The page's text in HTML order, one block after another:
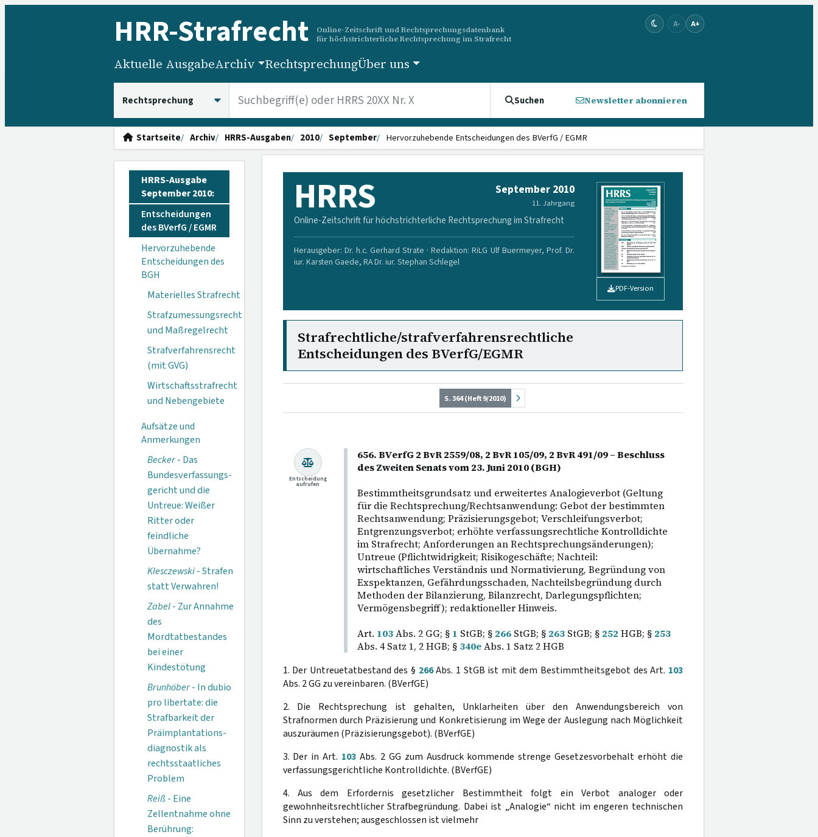
HRR-Strafrecht
Online-Zeitschrift und Rechtsprechungsdatenbank
für höchstrichterliche Rechtsprechung im Strafrecht
A- A+
Aktuelle AusgabeArchiv RechtsprechungÜber uns
Suchen Newsletter abonnieren
Startseite Archiv HRRS-Ausgaben 2010 September Hervorzuhebende Entscheidungen des BVerfG / EGMR
HRRS-Ausgabe
September 2010:
Entscheidungen
des BVerfG / EGMR
Hervorzuhebende
Entscheidungen des
BGH
Materielles Strafrecht
Strafzumessungsrecht
und Maßregelrecht
Strafverfahrensrecht
(mit GVG)
Wirtschaftsstrafrecht
und Nebengebiete
Aufsätze und
Anmerkungen
Becker- Das
Bundesverfassungs­
gericht und die
Untreue: Weißer
Ritter oder
feindliche
Übernahme?
Klesczewski- Strafen
statt Verwahren!
Zabel- Zur Annahme
des
Mordtatbestandes
bei einer
Kindestötung
Brunhöber- In dubio
pro libertate: die
Strafbarkeit der
Präimplantations­
diagnostik als
rechts­staatliches
Problem
Reiß- Eine
Zellentnahme ohne
Berührung:
HRRS September 2010
11. Jahrgang
Online-Zeitschrift für höchstrichterliche Rechtsprechung im Strafrecht
Herausgeber: Dr. h.c. Gerhard Strate · Redaktion: RiLG Ulf Buermeyer, Prof. Dr.
iur. Karsten Gaede, RA Dr. iur. Stephan Schlegel
PDF-Version
Strafrechtliche/strafverfahrensrechtliche
Entscheidungen des BVerfG/EGMR
S. 364 (Heft 9/2010)
656. BVerfG 2 BvR 2559/08, 2 BvR 105/09, 2 BvR 491/09 – Beschluss
des Zweiten Senats vom 23. Juni 2010 (BGH)
Bestimmtheitsgrundsatz und erweitertes Analogieverbot (Geltung
für die Rechtsprechung/Rechtsanwendung: Gebot der bestimmten
Rechtsanwendung; Präzisierungsgebot; Verschleifungsverbot;
Entgrenzungsverbot; erhöhte verfassungsrechtliche Kontrolldichte
im Strafrecht; Anforderungen an Rechtsprechungsänderungen);
Untreue (Pflichtwidrigkeit; Risikogeschäfte; Nachteil:
wirtschaftliches Verständnis und Normativierung, Begründung von
Exspektanzen, Gefährdungsschaden, Nachteilsbegründung durch
Methoden der Bilanzierung, Bilanzrecht, Darlegungspflichten;
Vermögensbegriff); redaktioneller Hinweis.
Art. 103Abs. 2 GG; § 1 StGB; § 266StGB; § 263StGB; § 252 HGB; § 253
Abs. 4 Satz 1, 2 HGB; § 340eAbs. 1 Satz 2 HGB
Entscheidung
aufrufen
1. Der Untreuetatbestand des § 266Abs. 1 StGB ist mit dem Bestimmtheitsgebot des Art. 103
Abs. 2 GG zu vereinbaren. (BVerfGE)
2. Die Rechtsprechung ist gehalten, Unklarheiten über den Anwendungsbereich von
Strafnormen durch Präzisierung und Konkretisierung im Wege der Auslegung nach Möglichkeit
auszuräumen (Präzisierungsgebot). (BVerfGE)
3. Der in Art. 103 Abs. 2 GG zum Ausdruck kommende strenge Gesetzesvorbehalt erhöht die
verfassungsgerichtliche Kontrolldichte. (BVerfGE)
4. Aus dem Erfordernis gesetzlicher Bestimmtheit folgt ein Verbot analoger oder
gewohnheitsrechtlicher Strafbegründung. Dabei ist „Analogie“ nicht im engeren technischen
Sinn zu verstehen; ausgeschlossen ist vielmehr